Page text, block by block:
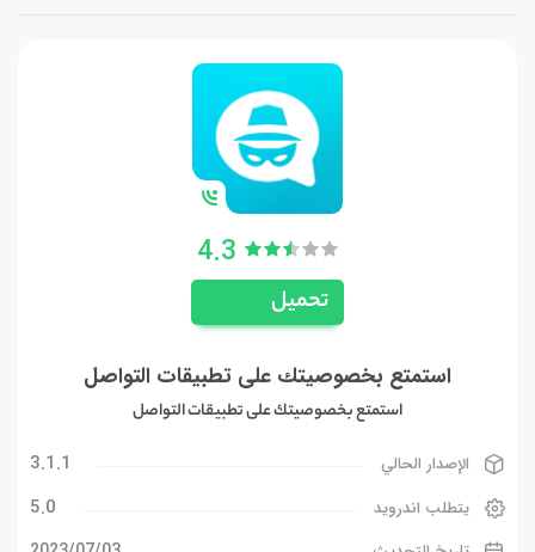
4.3
تحميل
استمتع بخصوصيتك على تطبيقات التواصل
استمتع بخصوصيتك على تطبيقات التواصل
الإصدار الحالي 3.1.1
يتطلب اندرويد 5.0